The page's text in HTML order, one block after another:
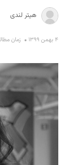
هیتر لندی
۴ بهمن ۱۳۹۹ زمان مطالعه :